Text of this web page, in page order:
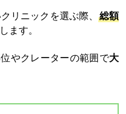
リニックを選ぶ際、
総額
ます。
やクレーターの範囲で大